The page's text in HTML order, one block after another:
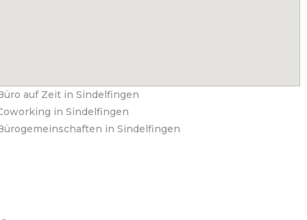
auf Zeit in Sindelfingen
in Sindelfingen
in Sindelfingen